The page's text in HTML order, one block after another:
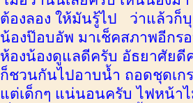
ต้องลอง ให้มันรู้ไป ว่าแล้วก็บุ
น้องป๊อบอัพ มาเช็คสภาพอีก
ห้องน้องดูแลดีครับ อัธยาศัยดี
ก็ชวนกันไปอาบน้ำ ถอดชุดเก
แต่เด็กๆ แน่นอนครับ ไฟหน้า